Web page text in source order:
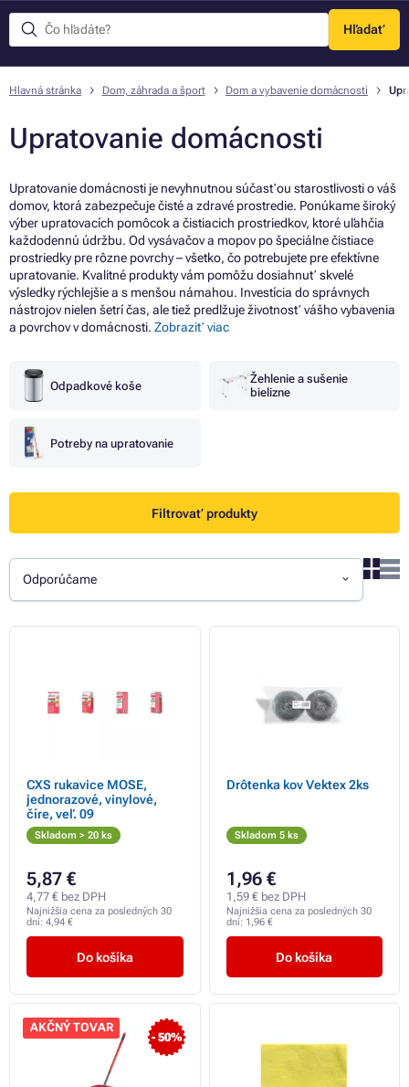
Hľadať
Menu
Hlavná stránka Dom, záhrada a šport Dom a vybavenie domácnosti
Upratovanie domácnosti
Upratovanie domácnosti je nevyhnutnou súčasťou starostlivosti o váš
domov, ktorá zabezpečuje čisté a zdravé prostredie. Ponúkame široký
výber upratovacích pomôcok a čistiacich prostriedkov, ktoré uľahčia
každodennú údržbu. Od vysávačov a mopov po špeciálne čistiace
prostriedky pre rôzne povrchy – všetko, čo potrebujete pre efektívne
upratovanie. Kvalitné produkty vám pomôžu dosiahnuť skvelé
výsledky rýchlejšie a s menšou námahou. Investícia do správnych
nástrojov nielen šetrí čas, ale tiež predlžuje životnosť vášho vybavenia
a povrchov v domácnosti. Zobraziť viac
Odpadkové koše
Žehlenie a sušenie
bielizne
Potreby na upratovanie
Filtrovať produkty
Odporúčame
CXS rukavice MOSE,
jednorazové, vinylové,
číre, veľ. 09
Skladom > 20 ks
5,87 €
4,77 € bez DPH
Najnižšia cena za posledných 30
dní: 4,94 €
Do košíka
Drôtenka kov Vektex 2ks
Skladom 5 ks
1,96 €
1,59 € bez DPH
Najnižšia cena za posledných 30
dní: 1,96 €
Do košíka
- 50%
AKČNÝ TOVAR